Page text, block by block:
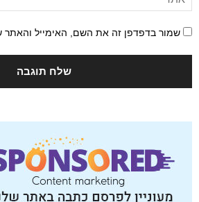
שמור בדפדפן זה את השם, האימייל והאתר